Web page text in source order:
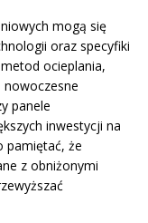
mogą się
oraz specyfiki
ocieplania,
nowoczesne
panele
inwestycji na
pamiętać, że
z obniżonymi